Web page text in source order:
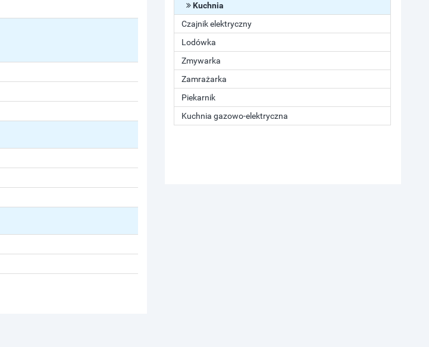
Kuchnia
Czajnik elektryczny
Lodówka
Zmywarka
Zamrażarka
Piekarnik
Kuchnia gazowo-elektryczna